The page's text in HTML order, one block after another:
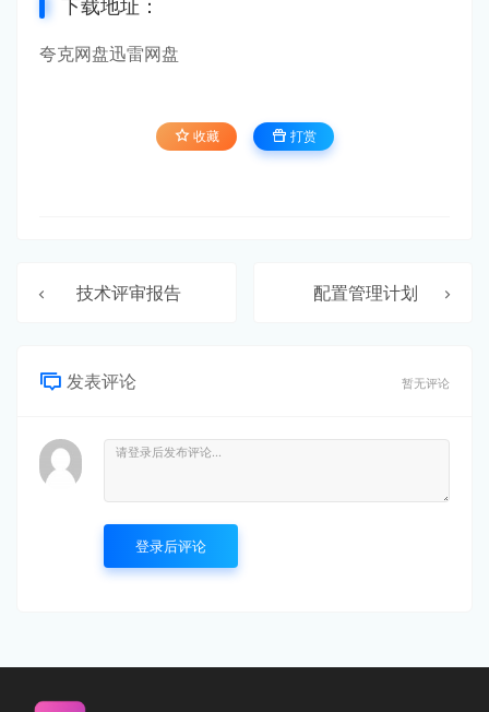
下载地址：
夸克网盘迅雷网盘
收藏 打赏
技术评审报告 配置管理计划
发表评论 暂无评论
登录后评论